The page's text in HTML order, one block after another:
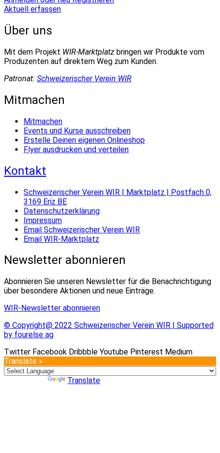
Aktuell erfassen
Über uns
Mit dem Projekt WIR-Marktplatz bringen wir Produkte vom
Produzenten auf direktem Weg zum Kunden.
Patronat: Schweizerischer Verein WIR
Mitmachen
Mitmachen
Events und Kurse ausschreiben
Erstelle Deinen eigenen Onlineshop
Flyer ausdrucken und verteilen
Kontakt
Schweizerischer Verein WIR | Marktplatz | Postfach 0,
3169 Eriz BE
Datenschutzerklärung
Impressum
Email Schweizerischer Verein WIR
Email WIR-Marktplatz
Newsletter abonnieren
Abonnieren Sie unseren Newsletter für die Benachrichtigung
über besondere Aktionen und neue Einträge.
WIR-Newsletter abonnieren
© Copyright@ 2022 Schweizerischer Verein WIR | Supported
by fourelse ag
Twitter Facebook Dribbble Youtube Pinterest Medium
Translate »
Translate